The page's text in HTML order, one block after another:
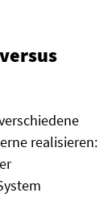
realisieren: